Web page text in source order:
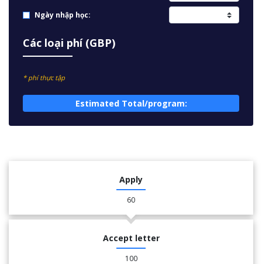
Ngày nhập học:
Các loại phí (GBP)
* phí thực tập
Estimated Total/program:
Apply
60
Accept letter
100